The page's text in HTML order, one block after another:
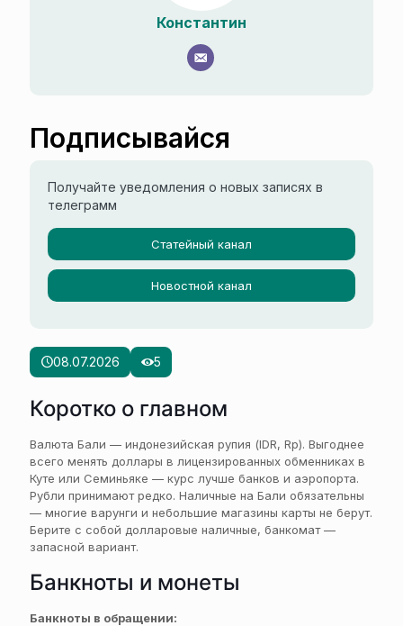
08.07.2026 5
Коротко о главном
Валюта Бали — индонезийская рупия (IDR, Rp). Выгоднее
всего менять доллары в лицензированных обменниках в
Куте или Семиньяке — курс лучше банков и аэропорта.
Рубли принимают редко. Наличные на Бали обязательны
— многие варунги и небольшие магазины карты не берут.
Берите с собой долларовые наличные, банкомат —
запасной вариант.
Банкноты и монеты
Банкноты в обращении:
Константин
Подписывайся
Получайте уведомления о новых записях в
телеграмм
Статейный канал
Новостной канал